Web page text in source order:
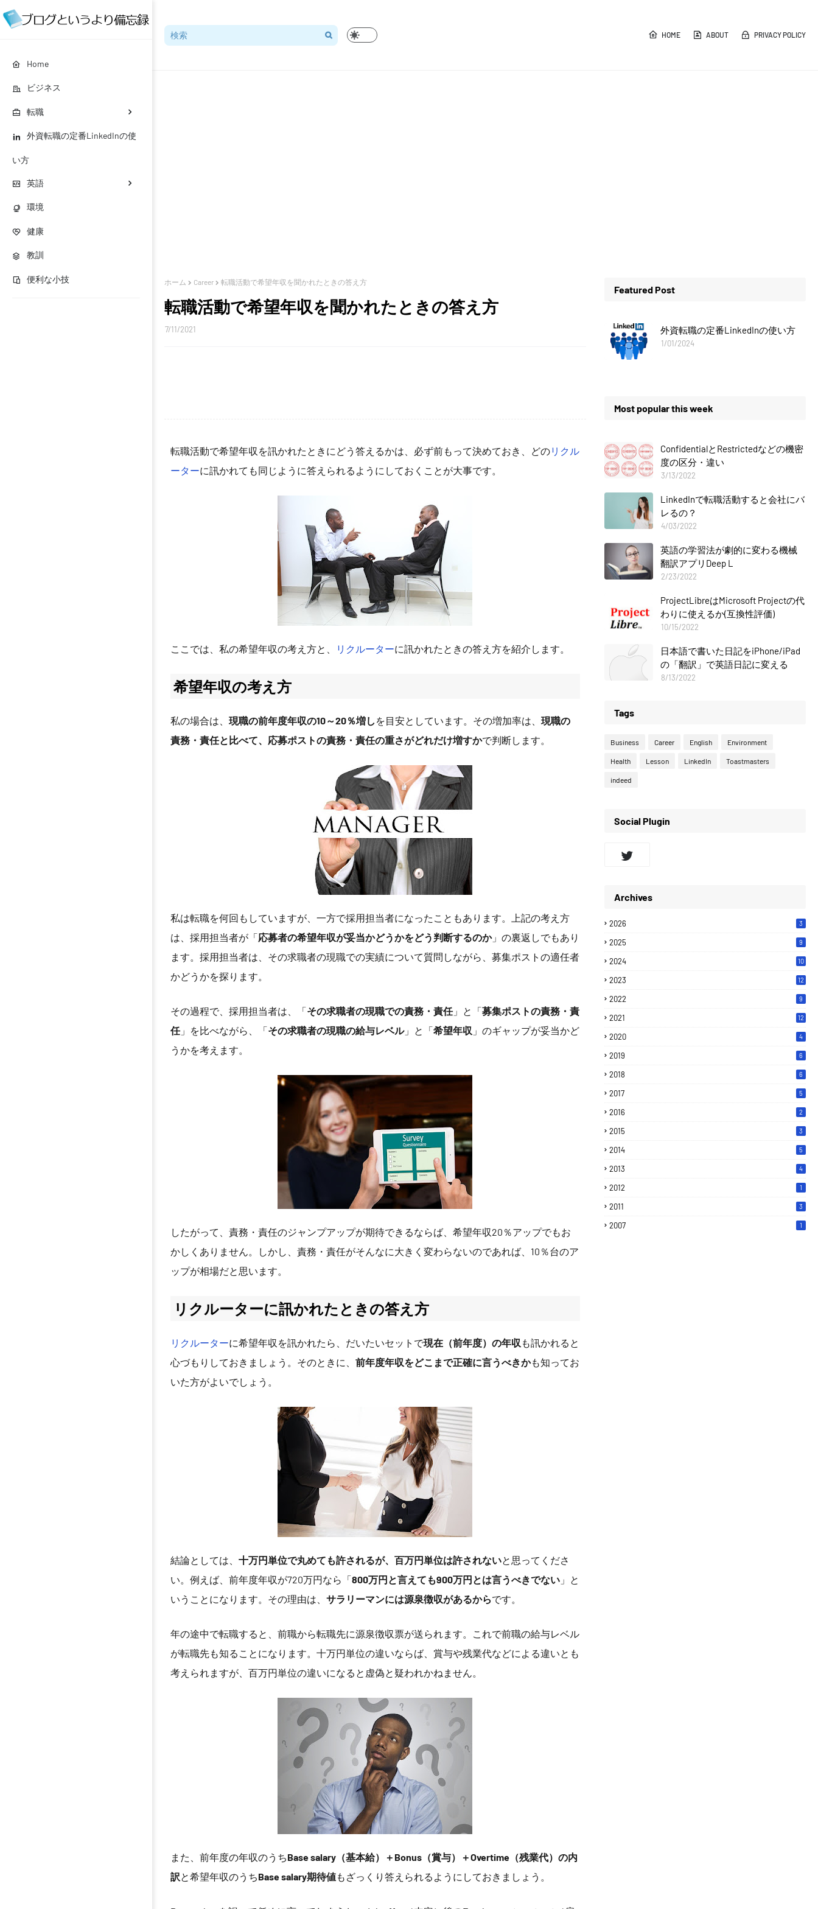
Home
ビジネス
転職
外資転職の定番LinkedInの使
い方
英語
環境
健康
教訓
便利な小技
HOME ABOUT PRIVACY POLICY
ホーム Career 転職活動で希望年収を聞かれたときの答え方
転職活動で希望年収を聞かれたときの答え方
7/11/2021
転職活動で希望年収を訊かれたときにどう答えるかは、必ず前もって決めておき、どのリクル
ーターに訊かれても同じように答えられるようにしておくことが大事です。
ここでは、私の希望年収の考え方と、 リクルーターに訊かれたときの答え方を紹介します。
希望年収の考え方
私の場合は、 現職の前年度年収の10～20％増し を目安としています。その増加率は、 現職の
責務・責任と比べて、応募ポストの責務・責任の重さがどれだけ増すかで判断します。
私は転職を何回もしていますが、一方で採用担当者になったこともあります。上記の考え方
は、採用担当者が「応募者の希望年収が妥当かどうかをどう判断するのか」の裏返しでもあり
ます。採用担当者は、その求職者の現職での実績について質問しながら、募集ポストの適任者
かどうかを探ります。
その過程で、採用担当者は、「その求職者の現職での責務・責任」と「募集ポストの責務・責
任」を比べながら、「その求職者の現職の給与レベル」と「希望年収 」のギャップが妥当かど
うかを考えます。
したがって、責務・責任のジャンプアップが期待できるならば、希望年収20％アップでもお
かしくありません。しかし、責務・責任がそんなに大きく変わらないのであれば、10％台のア
ップが相場だと思います。
リクルーターに訊かれたときの答え方
リクルーターに希望年収を訊かれたら、だいたいセットで現在（前年度）の年収 も訊かれると
心づもりしておきましょう。そのときに、 前年度年収をどこまで正確に言うべきかも知ってお
いた方がよいでしょう。
結論としては、 十万円単位で丸めても許されるが、百万円単位は許されないと思ってくださ
い。例えば、前年度年収が720万円なら「800万円と言えても900万円とは言うべきでない 」と
いうことになります。その理由は、 サラリーマンには源泉徴収があるからです。
年の途中で転職すると、前職から転職先に源泉徴収票が送られます。これで前職の給与レベル
が転職先も知ることになります。十万円単位の違いならば、賞与や残業代などによる違いとも
考えられますが、百万円単位の違いになると虚偽と疑われかねません。
また、前年度の年収のうちBase salary（基本給）＋Bonus（賞与）＋Overtime（残業代）の内
訳と希望年収のうちBase salary期待値もざっくり答えられるようにしておきましょう。
Featured Post
外資転職の定番LinkedInの使い方
1/01/2024
Most popular this week
ConfidentialとRestrictedなどの機密
度の区分・違い
3/13/2022
LinkedInで転職活動すると会社にバ
レるの？
4/03/2022
英語の学習法が劇的に変わる機械
翻訳アプリDeep L
2/23/2022
ProjectLibreはMicrosoft Projectの代
わりに使えるか(互換性評価)
10/15/2022
日本語で書いた日記をiPhone/iPad
の「翻訳」で英語日記に変える
8/13/2022
Tags
Business Career English Environment
Health Lesson LinkedIn Toastmasters
indeed
Social Plugin
Archives
2026 3
2025 9
2024 10
2023 12
2022 9
2021 12
2020 4
2019 6
2018 6
2017 5
2016 2
2015 3
2014 5
2013 4
2012 1
2011 3
2007 1